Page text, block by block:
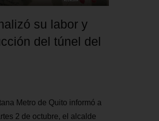
su labor y
del túnel del
Metro de Quito informó a
2 de octubre, el alcalde